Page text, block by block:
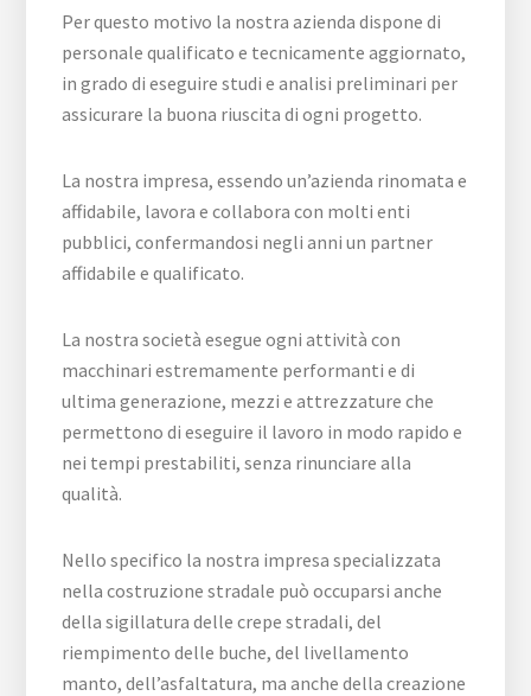
Per questo motivo la nostra azienda dispone di
personale qualificato e tecnicamente aggiornato,
in grado di eseguire studi e analisi preliminari per
assicurare la buona riuscita di ogni progetto.
La nostra impresa, essendo un’azienda rinomata e
affidabile, lavora e collabora con molti enti
pubblici, confermandosi negli anni un partner
affidabile e qualificato.
La nostra società esegue ogni attività con
macchinari estremamente performanti e di
ultima generazione, mezzi e attrezzature che
permettono di eseguire il lavoro in modo rapido e
nei tempi prestabiliti, senza rinunciare alla
qualità.
Nello specifico la nostra impresa specializzata
nella costruzione stradale può occuparsi anche
della sigillatura delle crepe stradali, del
riempimento delle buche, del livellamento
manto, dell’asfaltatura, ma anche della creazione